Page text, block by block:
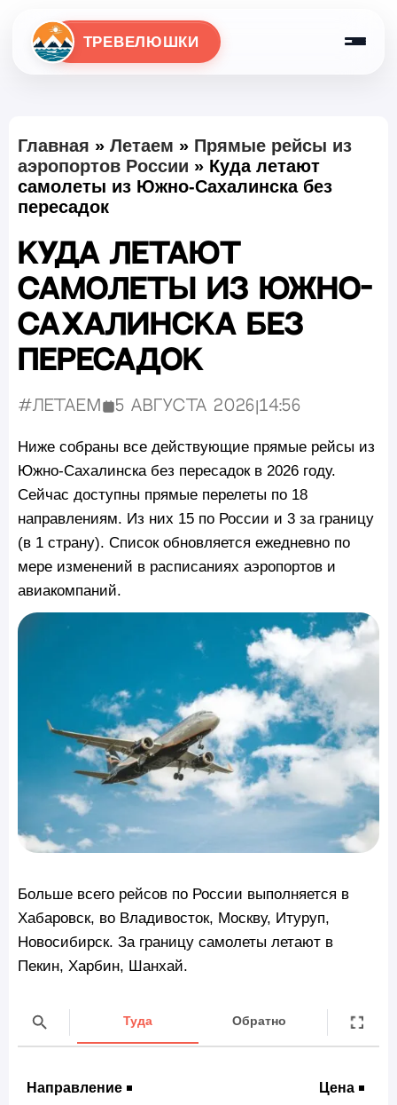
ТРЕВЕЛЮШКИ
Главная » Летаем » Прямые рейсы из
аэропортов России » Куда летают
самолеты из Южно-Сахалинска без
пересадок
Куда летают
самолеты из Южно-
Сахалинска без
пересадок
#Летаем Опубликовано:
5 августа 2026 14:56
Ниже собраны все действующие прямые рейсы из
Южно-Сахалинска без пересадок в 2026 году.
Сейчас доступны прямые перелеты по 18
направлениям. Из них 15 по России и 3 за границу
(в 1 страну). Список обновляется ежедневно по
мере изменений в расписаниях аэропортов и
авиакомпаний.
Больше всего рейсов по России выполняется в
Хабаровск, во Владивосток, Москву, Итуруп,
Новосибирск. За границу самолеты летают в
Пекин, Харбин, Шанхай.
Туда Обратно
Направление Цена